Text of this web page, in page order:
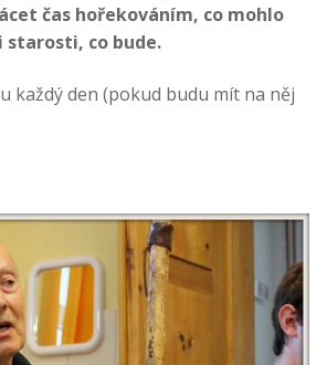
čas hořekováním, co mohlo
starosti, co bude.
každý den (pokud budu mít na něj